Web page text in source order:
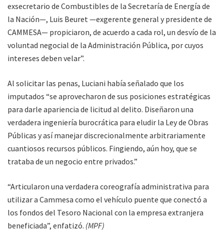
exsecretario de Combustibles de la Secretaría de Energía de
la Nación—, Luis Beuret —exgerente general y presidente de
CAMMESA— propiciaron, de acuerdo a cada rol, un desvío de la
voluntad negocial de la Administración Pública, por cuyos
intereses deben velar”.
Al solicitar las penas, Luciani había señalado que los
imputados “se aprovecharon de sus posiciones estratégicas
para darle apariencia de licitud al delito. Diseñaron una
verdadera ingeniería burocrática para eludir la Ley de Obras
Públicas y así manejar discrecionalmente arbitrariamente
cuantiosos recursos públicos. Fingiendo, aún hoy, que se
trataba de un negocio entre privados.”
“Articularon una verdadera coreografía administrativa para
utilizar a Cammesa como el vehículo puente que conectó a
los fondos del Tesoro Nacional con la empresa extranjera
beneficiada”, enfatizó. (MPF)